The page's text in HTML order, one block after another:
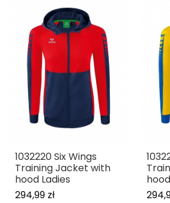
1032220 Six Wings
Training Jacket with
hood Ladies
294,99 zł